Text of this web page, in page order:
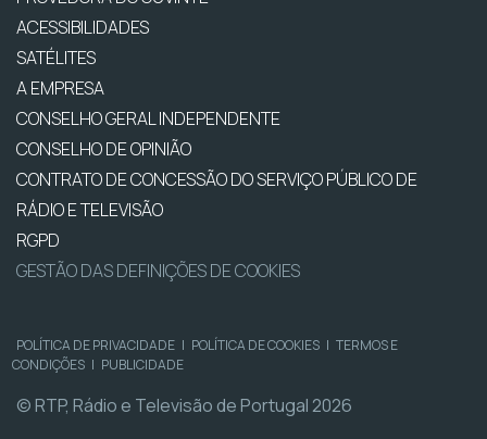
ACESSIBILIDADES
SATÉLITES
A EMPRESA
CONSELHO GERAL INDEPENDENTE
CONSELHO DE OPINIÃO
CONTRATO DE CONCESSÃO DO SERVIÇO PÚBLICO DE
RÁDIO E TELEVISÃO
RGPD
GESTÃO DAS DEFINIÇÕES DE COOKIES
POLÍTICA DE PRIVACIDADE | POLÍTICA DE COOKIES | TERMOS E
CONDIÇÕES | PUBLICIDADE
© RTP, Rádio e Televisão de Portugal 2026